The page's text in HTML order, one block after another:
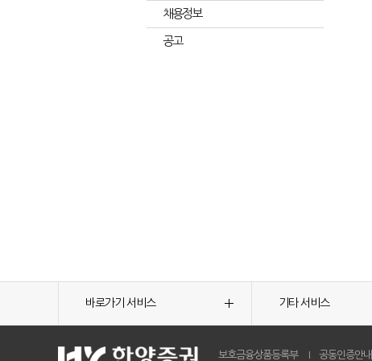
채용정보
공고
바로가기 서비스 기타 서비스
보호금융상품등록부 공동인증안내